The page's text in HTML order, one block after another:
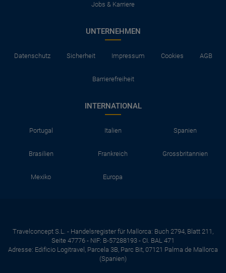
Jobs & Karriere
UNTERNEHMEN
Datenschutz Sicherheit Impressum Cookies AGB
Barrierefreiheit
INTERNATIONAL
Portugal Italien Spanien
Brasilien Frankreich Grossbritannien
Mexiko Europa
Travelconcept S.L. - Handelsregister für Mallorca: Buch 2794, Blatt 211,
Seite 47776 - NIF: B-57288193 - CI. BAL 471
Adresse: Edificio Logitravel, Parcela 3B, Parc Bit, 07121 Palma de Mallorca
(Spanien)